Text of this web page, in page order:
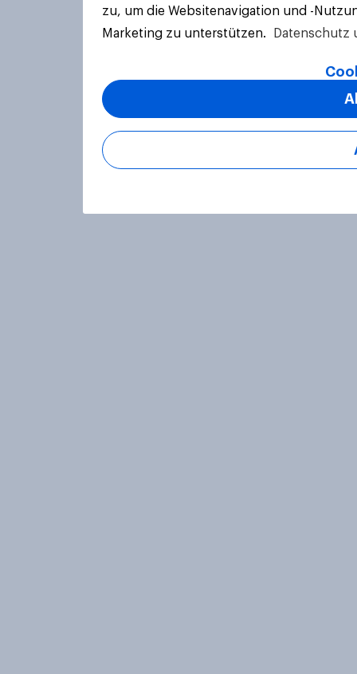
zu, um die Websitenavigation und -
Marketing zu unterstützen.
Datenschutz